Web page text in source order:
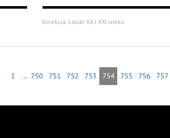
Kolekcja Sztuki XX i XXI wieku
1 ... 750 751 752 753 754 755 756 757